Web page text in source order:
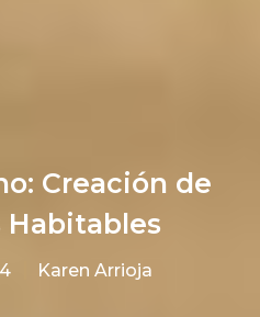
Creación de
Habitables
Karen Arrioja